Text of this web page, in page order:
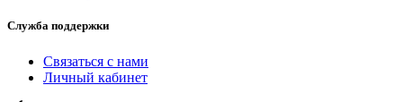
Служба поддержки
Связаться с нами
Личный кабинет